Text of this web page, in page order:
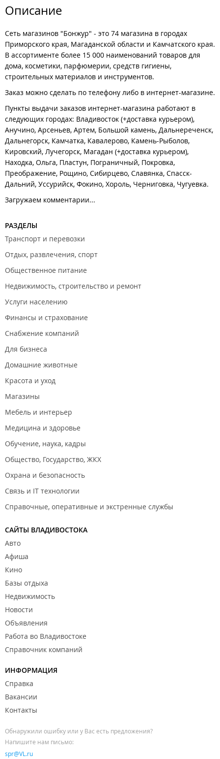
Описание
Сеть магазинов "Бонжур" - это 74 магазина в городах
Приморского края, Магаданской области и Камчатского края.
В ассортименте более 15 000 наименований товаров для
дома, косметики, парфюмерии, средств гигиены,
строительных материалов и инструментов.
Заказ можно сделать по телефону либо в интернет-магазине.
Пункты выдачи заказов интернет-магазина работают в
следующих городах: Владивосток (+доставка курьером),
Анучино, Арсеньев, Артем, Большой камень, Дальнереченск,
Дальнегорск, Камчатка, Кавалерово, Камень-Рыболов,
Кировский, Лучегорск, Магадан (+доставка курьером),
Находка, Ольга, Пластун, Пограничный, Покровка,
Преображение, Рощино, Сибирцево, Славянка, Спасск-
Дальний, Уссурийск, Фокино, Хороль, Черниговка, Чугуевка.
Загружаем комментарии...
РАЗДЕЛЫ
Транспорт и перевозки
Отдых, развлечения, спорт
Общественное питание
Недвижимость, строительство и ремонт
Услуги населению
Финансы и страхование
Снабжение компаний
Для бизнеса
Домашние животные
Красота и уход
Магазины
Мебель и интерьер
Медицина и здоровье
Обучение, наука, кадры
Общество, Государство, ЖКХ
Охрана и безопасность
Связь и IT технологии
Справочные, оперативные и экстренные службы
САЙТЫ ВЛАДИВОСТОКА
Авто
Афиша
Кино
Базы отдыха
Недвижимость
Новости
Объявления
Работа во Владивостоке
Справочник компаний
ИНФОРМАЦИЯ
Справка
Вакансии
Контакты
Обнаружили ошибку или у Вас есть предложения?
Напишите нам письмо:
spr@VL.ru